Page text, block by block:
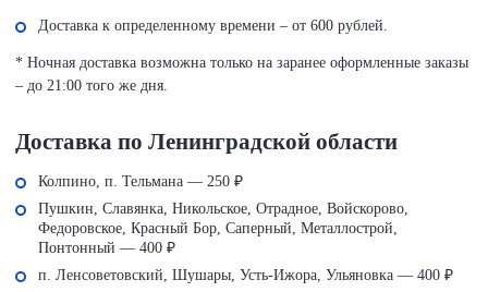
Доставка к определенному времени – от 600 рублей.
* Ночная доставка возможна только на заранее оформленные заказы
– до 21:00 того же дня.
Доставка по Ленинградской области
Колпино, п. Тельмана — 250 ₽
Пушкин, Славянка, Никольское, Отрадное, Войскорово,
Федоровское, Красный Бор, Саперный, Металлострой,
Понтонный — 400 ₽
п. Ленсоветовский, Шушары, Усть-Ижора, Ульяновка — 400 ₽